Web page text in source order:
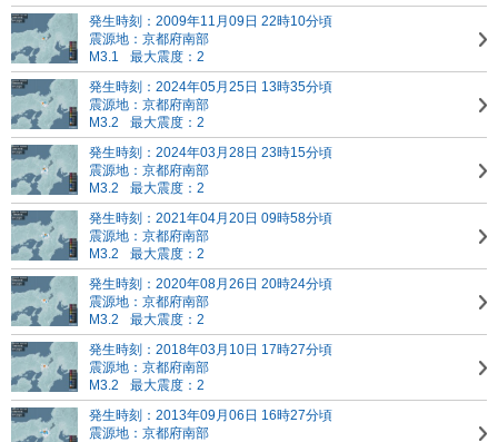
発生時刻：2009年11月09日 22時10分頃
震源地：京都府南部
M3.1
最大震度：2
発生時刻：2024年05月25日 13時35分頃
震源地：京都府南部
M3.2
最大震度：2
発生時刻：2024年03月28日 23時15分頃
震源地：京都府南部
M3.2
最大震度：2
発生時刻：2021年04月20日 09時58分頃
震源地：京都府南部
M3.2
最大震度：2
発生時刻：2020年08月26日 20時24分頃
震源地：京都府南部
M3.2
最大震度：2
発生時刻：2018年03月10日 17時27分頃
震源地：京都府南部
M3.2
最大震度：2
発生時刻：2013年09月06日 16時27分頃
震源地：京都府南部